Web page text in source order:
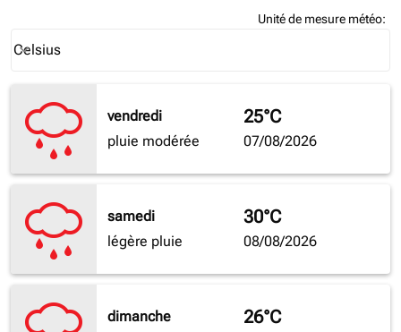
Unité de mesure météo:
Celsius
keyboard_arrow_down
vendredi
pluie modérée
25°C
07/08/2026
samedi
légère pluie
30°C
08/08/2026
dimanche
26°C